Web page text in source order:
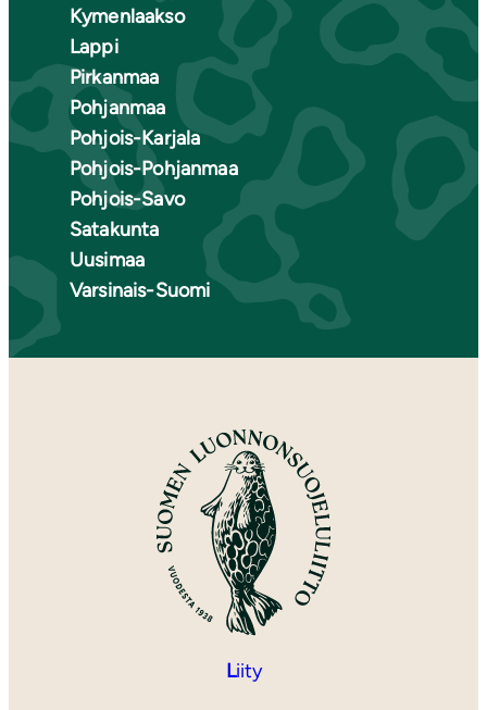
Kymenlaakso
Lappi
Pirkanmaa
Pohjanmaa
Pohjois-Karjala
Pohjois-Pohjanmaa
Pohjois-Savo
Satakunta
Uusimaa
Varsinais-Suomi
Liity